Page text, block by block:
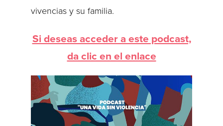
vivencias y su familia.
Si deseas acceder a este podcast,
da clic en el enlace